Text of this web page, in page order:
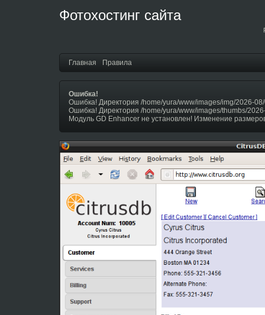
Фотохостинг сайта
Главная Правила
Ошибка!
Ошибка! Директория /home/yura/www/images/img/2026-
Ошибка! Директория /home/yura/www/images/thumbs/
Модуль GD Enhancer не установлен! Изменение